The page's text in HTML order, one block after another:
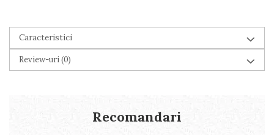
Caracteristici
Review-uri(0)
Recomandari